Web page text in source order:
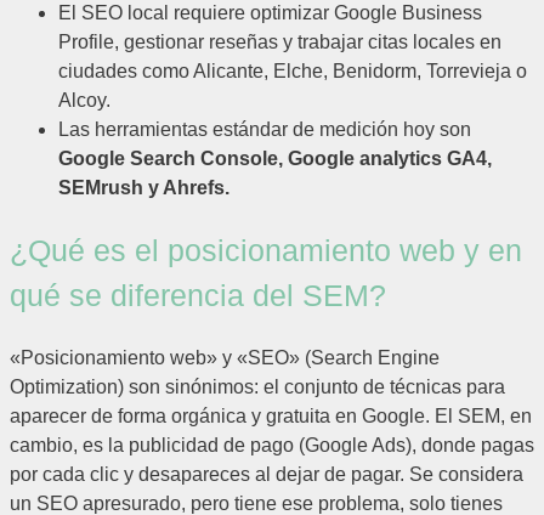
El SEO local requiere optimizar Google Business
Profile, gestionar reseñas y trabajar citas locales en
ciudades como Alicante, Elche, Benidorm, Torrevieja o
Alcoy.
Las herramientas estándar de medición hoy son
Google Search Console, Google analytics GA4,
SEMrush y Ahrefs.
¿Qué es el posicionamiento web y en
qué se diferencia del SEM?
«Posicionamiento web» y «SEO» (Search Engine
Optimization) son sinónimos: el conjunto de técnicas para
aparecer de forma orgánica y gratuita en Google. El SEM, en
cambio, es la publicidad de pago (Google Ads), donde pagas
por cada clic y desapareces al dejar de pagar. Se considera
un SEO apresurado, pero tiene ese problema, solo tienes